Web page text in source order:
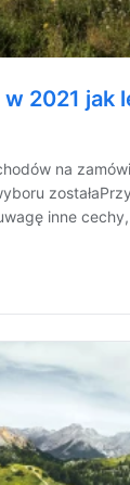
2021 jak
na
inne